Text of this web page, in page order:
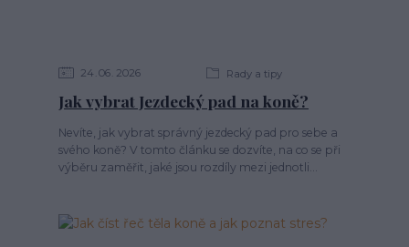
24 06 2026 Rady a tipy
Jak vybrat Jezdecký pad na koně?
Nevíte, jak vybrat správný jezdecký pad pro sebe a
svého koně? V tomto článku se dozvíte, na co se při
výběru zaměřit, jaké jsou rozdíly mezi jednotli...